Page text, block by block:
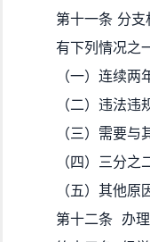
第十一条 分
有下列情况之
（一）连续
（二）违法
（三）需要
（四）三分
（五）其他
第十二条 办